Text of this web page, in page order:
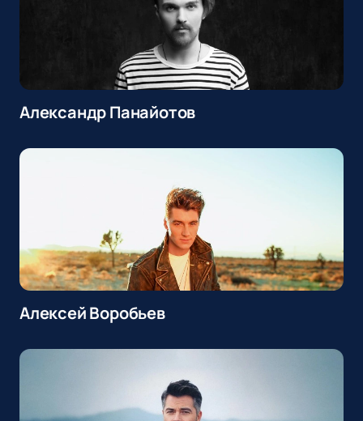
Александр Панайотов
Алексей Воробьев